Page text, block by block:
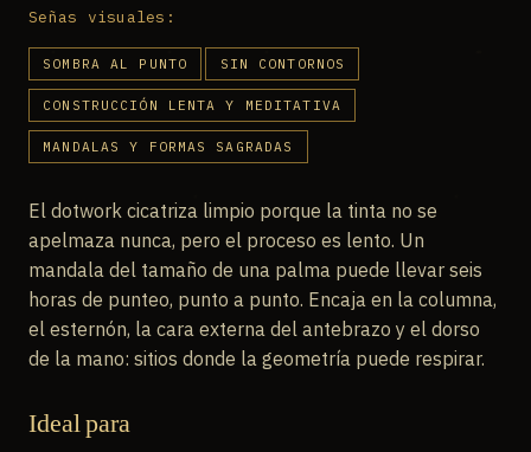
Señas visuales:
SOMBRA AL PUNTO SIN CONTORNOS
CONSTRUCCIÓN LENTA Y MEDITATIVA
MANDALAS Y FORMAS SAGRADAS
El dotwork cicatriza limpio porque la tinta no se
apelmaza nunca, pero el proceso es lento. Un
mandala del tamaño de una palma puede llevar seis
horas de punteo, punto a punto. Encaja en la columna,
el esternón, la cara externa del antebrazo y el dorso
de la mano: sitios donde la geometría puede respirar.
Ideal para